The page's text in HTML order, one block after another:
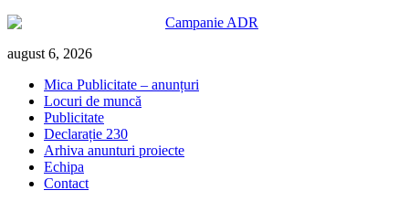
Skip
content
august 6, 2026
Mica Publicitate – anunțuri
Locuri de muncă
Publicitate
Declarație 230
Arhiva anunturi proiecte
Echipa
Contact